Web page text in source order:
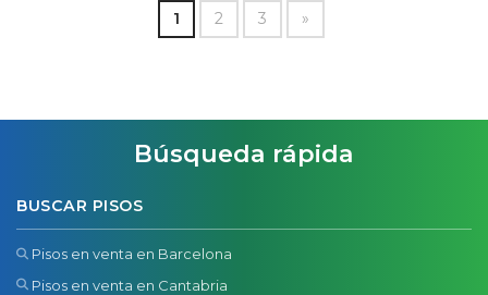
1 2 3 »
Búsqueda rápida
BUSCAR PISOS
Pisos en venta en Barcelona
Pisos en venta en Cantabria